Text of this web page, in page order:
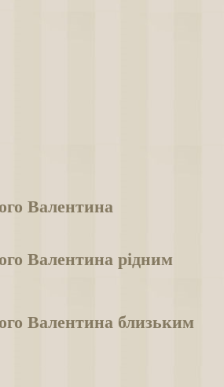
Валентина
Валентина рідним
Валентина близьким